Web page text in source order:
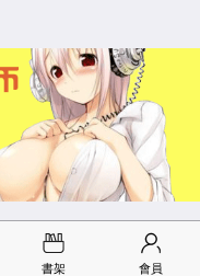
書架 會員